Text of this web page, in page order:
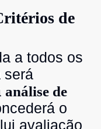
de
a todos os
será
análise de
o
avaliação